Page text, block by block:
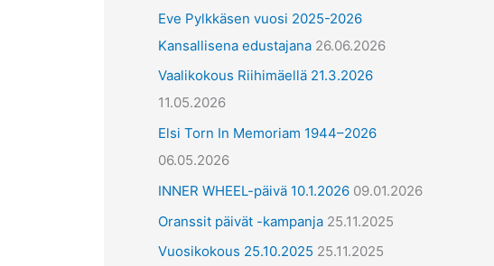
Eve Pylkkäsen vuosi 2025-2026
Kansallisena edustajana 26.06.2026
Vaalikokous Riihimäellä 21.3.2026
11.05.2026
Elsi Torn In Memoriam 1944–2026
06.05.2026
INNER WHEEL-päivä 10.1.2026 09.01.2026
Oranssit päivät -kampanja 25.11.2025
Vuosikokous 25.10.2025 25.11.2025